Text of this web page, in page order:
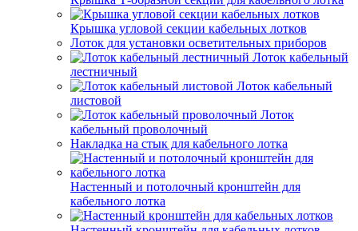
Крышка угловой секции кабельных лотков
Лоток для установки осветительных приборов
Лоток кабельный
лестничный
Лоток кабельный
листовой
Лоток
кабельный проволочный
Накладка на стык для кабельного лотка
Настенный и потолочный кронштейн для
кабельного лотка